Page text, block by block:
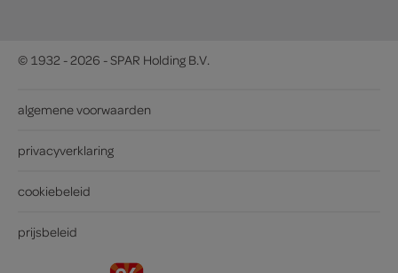
© 1932 - 2026 - SPAR Holding B.V.
algemene voorwaarden
privacyverklaring
cookiebeleid
prijsbeleid